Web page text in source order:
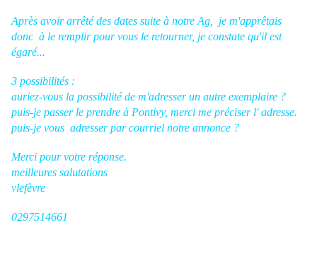
Après avoir arrêté des dates suite à notre Ag, je m'apprêtais
donc à le remplir pour vous le retourner, je constate qu'il est
égaré...
3 possibilités :
auriez-vous la possibilité de m'adresser un autre exemplaire ?
puis-je passer le prendre à Pontivy, merci me préciser l' adresse.
puis-je vous adresser par courriel notre annonce ?
Merci pour votre réponse.
meilleures salutations
vlefèvre
0297514661